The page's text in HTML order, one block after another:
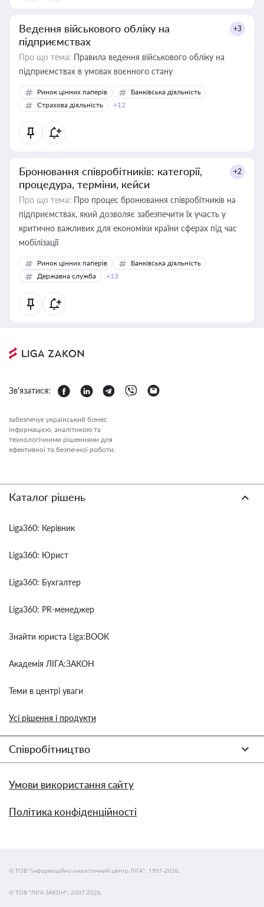
Ведення військового обліку на
підприємствах
+3
Про що тема: Правила ведення військового обліку на
підприємствах в умовах воєнного стану
Ринок цінних паперів
Банківська діяльність
Страхова діяльність
+12
Бронювання співробітників: категорії,
процедура, терміни, кейси
+2
Про що тема: Про процес бронювання співробітників на
підприємствах, який дозволяє забезпечити їх участь у
критично важливих для економіки країни сферах під час
мобілізації
Ринок цінних паперів
Банківська діяльність
Державна служба
+13
Зв'язатися:
забезпечує український бізнес
інформацією, аналітикою та
технологічними рішеннями для
ефективної та безпечної роботи.
Каталог рішень
Liga360: Керівник
Liga360: Юрист
Liga360: Бухгалтер
Liga360: PR-менеджер
Знайти юриста Liga:BOOK
Академія ЛІГА:ЗАКОН
Теми в центрі уваги
Усі рішення і продукти
Співробітництво
Умови використання сайту
Політика конфіденційності
© ТОВ "інформаційно-аналітичний центр ЛІГА", 1991-2026.
© ТОВ "ЛІГА ЗАКОН", 2007-2026.